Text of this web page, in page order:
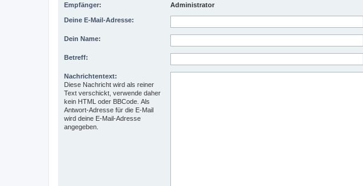
Empfänger: Administrator
Deine E-Mail-Adresse:
Dein Name:
Betreff:
Nachrichtentext:
Diese Nachricht wird als reiner
Text verschickt, verwende daher
kein HTML oder BBCode. Als
Antwort-Adresse für die E-Mail
wird deine E-Mail-Adresse
angegeben.